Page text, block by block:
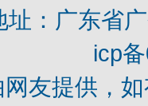
址：广东省
icp
友提供，